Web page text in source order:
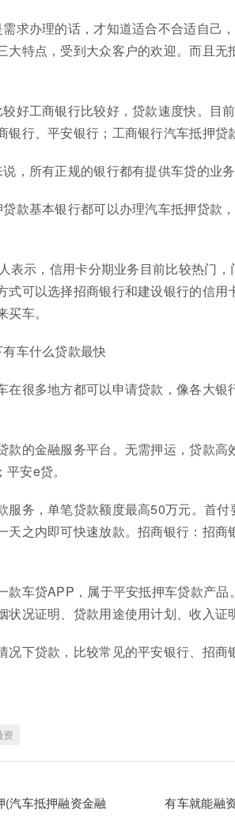
求办理的话，才知道适合不合适自己
大特点，受到大众客户的欢迎。而且无
好工商银行比较好，贷款速度快。目
行、平安银行；工商银行汽车抵押贷
，所有正规的银行都有提供车贷的业务
款基本银行都可以办理汽车抵押贷款
表示，信用卡分期业务目前比较热门
式可以选择招商银行和建设银行的信用
车。
车什么贷款最快
在很多地方都可以申请贷款，像各大银
款的金融服务平台。无需押运，贷款高
安e贷。
服务，单笔贷款额度最高50万元。首
天之内即可快速放款。招商银行：招
款车贷APP，属于平安抵押车贷款产
况证明、贷款用途使用计划、收入证
况下贷款，比较常见的平安银行、招
汽车抵押融资金融
有车就能融